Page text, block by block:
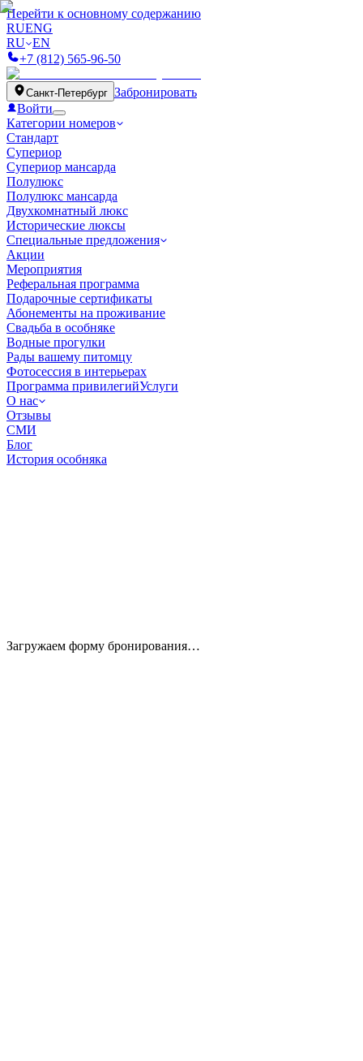
Перейти к основному содержанию
RUENG
RU EN
+7 (812) 565-96-50
Санкт-Петербург Забронировать
Войти
Категории номеров
Стандарт
Супериор
Супериор мансарда
Полулюкс
Полулюкс мансарда
Двухкомнатный люкс
Исторические люксы
Специальные предложения
Акции
Мероприятия
Реферальная программа
Подарочные сертификаты
Абонементы на проживание
Свадьба в особняке
Водные прогулки
Рады вашему питомцу
Фотосессия в интерьерах
Программа привилегийУслуги
О нас
Отзывы
СМИ
Блог
История особняка
Загружаем форму бронирования…